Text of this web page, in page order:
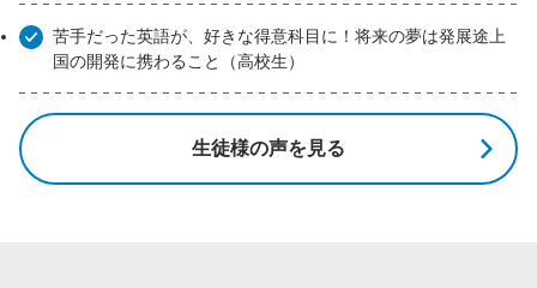
苦手だった英語が、好きな得意科目に！将来の夢は発展途上
国の開発に携わること（高校生）
生徒様の声を見る